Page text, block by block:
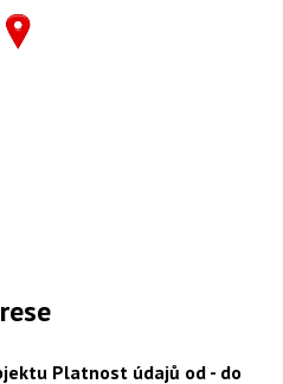
Platnost údajů od - do